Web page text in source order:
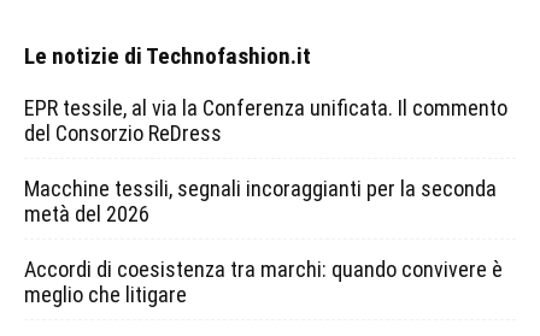
Le notizie di Technofashion.it
EPR tessile, al via la Conferenza unificata. Il commento
del Consorzio ReDress
Macchine tessili, segnali incoraggianti per la seconda
metà del 2026
Accordi di coesistenza tra marchi: quando convivere è
meglio che litigare